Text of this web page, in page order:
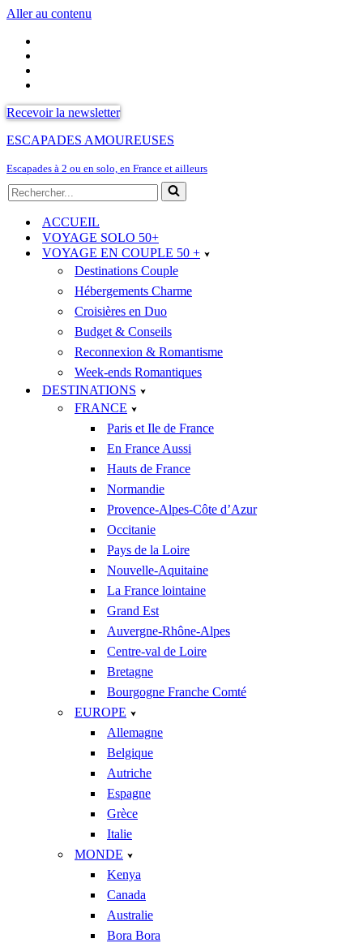
Aller au contenu
Recevoir la newsletter
ESCAPADES AMOUREUSES
Escapades à 2 ou en solo, en France et ailleurs
Rechercher...
ACCUEIL
VOYAGE SOLO 50+
VOYAGE EN COUPLE 50 +
Destinations Couple
Hébergements Charme
Croisières en Duo
Budget & Conseils
Reconnexion & Romantisme
Week-ends Romantiques
DESTINATIONS
FRANCE
Paris et Ile de France
En France Aussi
Hauts de France
Normandie
Provence-Alpes-Côte d’Azur
Occitanie
Pays de la Loire
Nouvelle-Aquitaine
La France lointaine
Grand Est
Auvergne-Rhône-Alpes
Centre-val de Loire
Bretagne
Bourgogne Franche Comté
EUROPE
Allemagne
Belgique
Autriche
Espagne
Grèce
Italie
MONDE
Kenya
Canada
Australie
Bora Bora